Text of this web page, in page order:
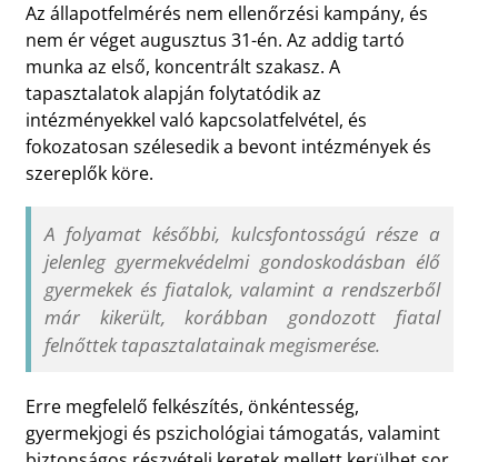
Az állapotfelmérés nem ellenőrzési kampány, és
nem ér véget augusztus 31-én. Az addig tartó
munka az első, koncentrált szakasz. A
tapasztalatok alapján folytatódik az
intézményekkel való kapcsolatfelvétel, és
fokozatosan szélesedik a bevont intézmények és
szereplők köre.
A folyamat későbbi, kulcsfontosságú része a
jelenleg gyermekvédelmi gondoskodásban élő
gyermekek és fiatalok, valamint a rendszerből
már kikerült, korábban gondozott fiatal
felnőttek tapasztalatainak megismerése.
Erre megfelelő felkészítés, önkéntesség,
gyermekjogi és pszichológiai támogatás, valamint